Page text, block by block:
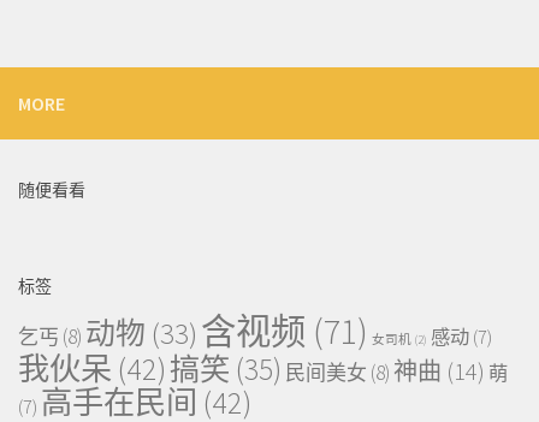
MORE
随便看看
标签
乞丐 (8) 动物 (33)含视频 (71) 女司机 (2) 感动 (7)
我伙呆 (42)搞笑 (35) 民间美女 (8) 神曲 (14) 萌
(7) 高手在民间 (42)